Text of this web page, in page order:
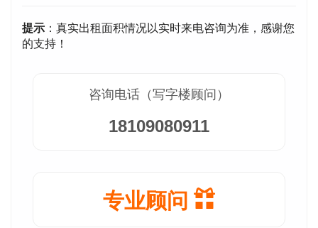
提示 ：真实出租面积情况以实时来电咨询为准，感谢您
的支持！
咨询电话（写字楼顾问）
18109080911
专业顾问